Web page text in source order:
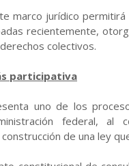
marco jurídico
recientemente,
colectivos.
participativa
uno de los
federal, al
de una ley